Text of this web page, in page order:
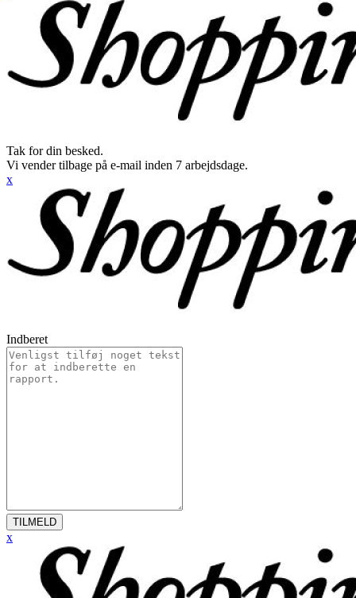
Tak for din besked.
Vi vender tilbage på e-mail inden 7 arbejdsdage.
x
Indberet
TILMELD
x